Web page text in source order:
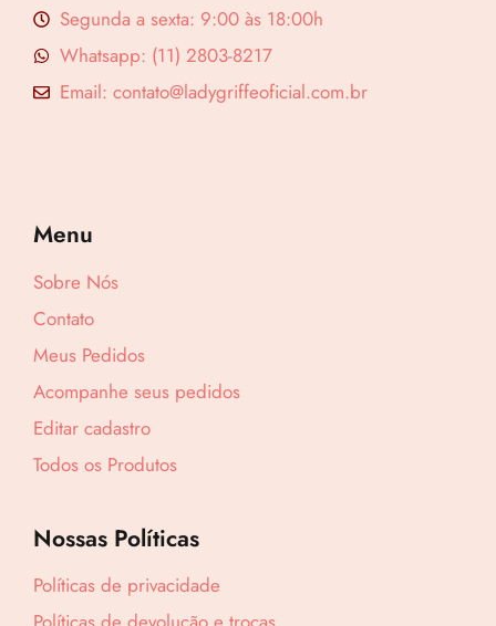
Segunda a sexta: 9:00 às 18:00h
Whatsapp: (11) 2803-8217
Email: contato@ladygriffeoficial.com.br
Menu
Sobre Nós
Contato
Meus Pedidos
Acompanhe seus pedidos
Editar cadastro
Todos os Produtos
Nossas Políticas
Políticas de privacidade